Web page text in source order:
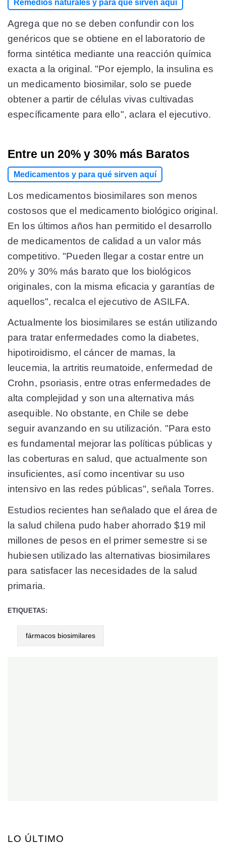
Remedios naturales y para qué sirven aquí
Agrega que no se deben confundir con los
genéricos que se obtiene en el laboratorio de
forma sintética mediante una reacción química
exacta a la original. "Por ejemplo, la insulina es
un medicamento biosimilar, solo se puede
obtener a partir de células vivas cultivadas
específicamente para ello", aclara el ejecutivo.
Entre un 20% y 30% más Baratos
Medicamentos y para qué sirven aquí
Los medicamentos biosimilares son menos
costosos que el medicamento biológico original.
En los últimos años han permitido el desarrollo
de medicamentos de calidad a un valor más
competitivo. "Pueden llegar a costar entre un
20% y 30% más barato que los biológicos
originales, con la misma eficacia y garantías de
aquellos", recalca el ejecutivo de ASILFA.
Actualmente los biosimilares se están utilizando
para tratar enfermedades como la diabetes,
hipotiroidismo, el cáncer de mamas, la
leucemia, la artritis reumatoide, enfermedad de
Crohn, psoriasis, entre otras enfermedades de
alta complejidad y son una alternativa más
asequible. No obstante, en Chile se debe
seguir avanzando en su utilización. "Para esto
es fundamental mejorar las políticas públicas y
las coberturas en salud, que actualmente son
insuficientes, así como incentivar su uso
intensivo en las redes públicas", señala Torres.
Estudios recientes han señalado que el área de
la salud chilena pudo haber ahorrado $19 mil
millones de pesos en el primer semestre si se
hubiesen utilizado las alternativas biosimilares
para satisfacer las necesidades de la salud
primaria.
ETIQUETAS:
fármacos biosimilares
LO ÚLTIMO